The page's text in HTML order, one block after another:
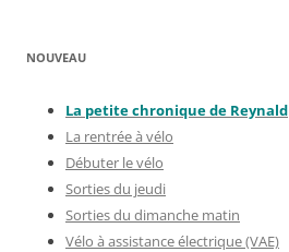
NOUVEAU
La petite chronique de Reynald
La rentrée à vélo
Débuter le vélo
Sorties du jeudi
Sorties du dimanche matin
Vélo à assistance électrique (VAE)